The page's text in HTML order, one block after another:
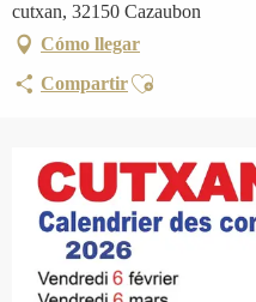
cutxan, 32150 Cazaubon
Cómo llegar
CompartirAjouter aux